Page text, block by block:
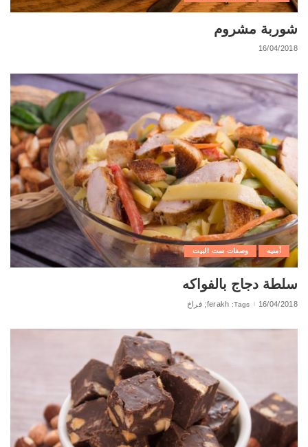
شوربة مشروم
16/04/2018
أمنيه وصفات ست البيت
سلطة دجاج بالفواكه
16/04/2018
Tags: ferakh; فراخ